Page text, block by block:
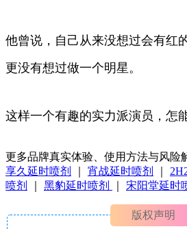
他曾说，自己从来没想过会有红
更没有想过做一个明星。
这样一个有趣的实力派演员，怎
更多品牌真实体验、使用方法与风险
享久延时喷剂
宵战延时喷剂
喷剂
黑豹延时喷剂 宋阳堂延时
版权声明